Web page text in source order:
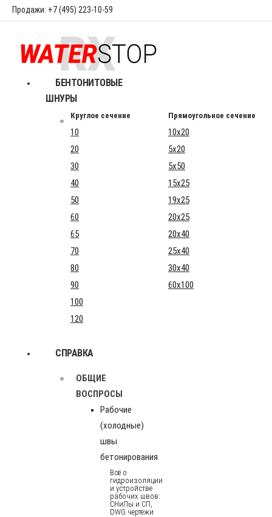
Продажи: +7 (495) 223-10-59
БЕНТОНИТОВЫЕ
ШНУРЫ
Круглое сечение Прямоугольное сечение
10
10x20
20
5x20
30
5x50
40
15x25
50
19x25
60
20x25
65
20x40
70
25x40
80
30x40
90
60x100
100
120
СПРАВКА
ОБЩИЕ
ВОСПРОСЫ
Рабочие
(холодные)
швы
бетонирования
Всё о
гидроизоляции
и устройстве
рабочих швов:
СНиПы и СП,
DWG чертежи